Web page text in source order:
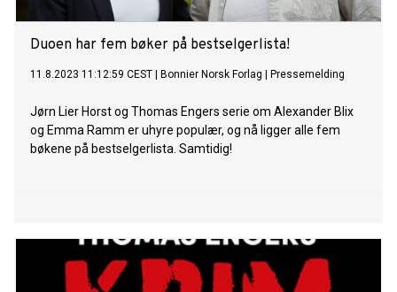
Duoen har fem bøker på bestselgerlista!
11.8.2023 11:12:59 CEST Bonnier Norsk Forlag Pressemelding
Jørn Lier Horst og Thomas Engers serie om Alexander Blix
og Emma Ramm er uhyre populær, og nå ligger alle fem
bøkene på bestselgerlista. Samtidig!